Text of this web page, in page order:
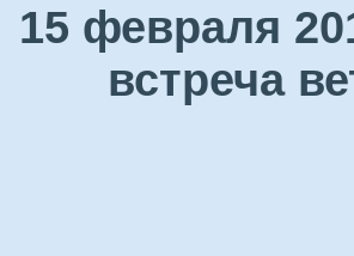
15 февраля
встреча